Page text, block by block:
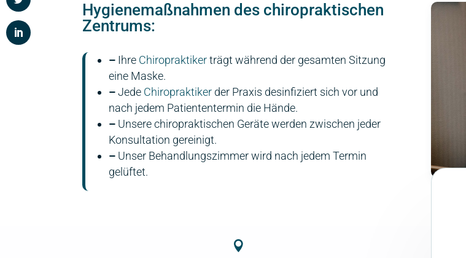
Hygienemaßnahmen des chiropraktischen
Zentrums:
– Ihre Chiropraktikerträgt während der gesamten Sitzung
eine Maske.
–Jede Chiropraktiker der Praxis desinfiziert sich vor und
nach jedem Patiententermin die Hände.
– Unsere chiropraktischen Geräte werden zwischen jeder
Konsultation gereinigt.
– Unser Behandlungszimmer wird nach jedem Termin
gelüftet.
